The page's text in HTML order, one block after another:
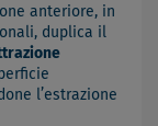
anteriore, in
duplica il
l’estrazione